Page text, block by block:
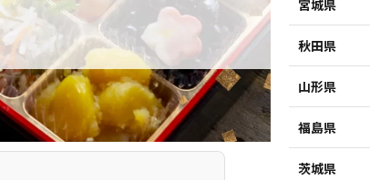
宮城県
秋田県
山形県
福島県
茨城県